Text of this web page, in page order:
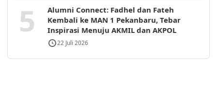
5
Alumni Connect: Fadhel dan Fateh
Kembali ke MAN 1 Pekanbaru, Tebar
Inspirasi Menuju AKMIL dan AKPOL
22 Juli 2026